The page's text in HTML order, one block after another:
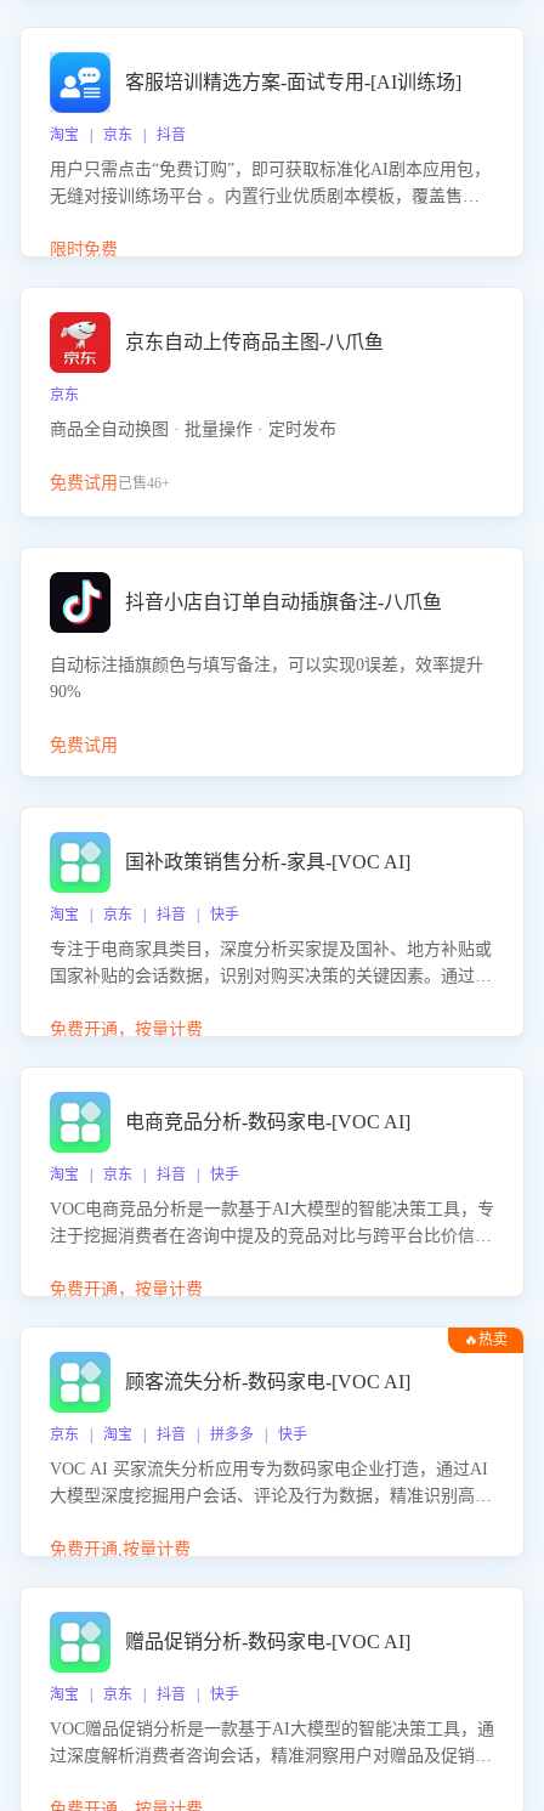
客服培训精选方案-面试专用-[AI训练场]
淘宝 | 京东 | 抖音
用户只需点击“免费订购”，即可获取标准化AI剧本应用包，
无缝对接训练场平台 。内置行业优质剧本模板，覆盖售前
初始化时间，助力企业快速启动智能客服训练
限时免费
京东自动上传商品主图-八爪鱼
京东
商品全自动换图 · 批量操作 · 定时发布
免费试用 已售46+
抖音小店自订单自动插旗备注-八爪鱼
自动标注插旗颜色与填写备注，可以实现0误差，效率提升
90%
免费试用
国补政策销售分析-家具-[VOC AI]
淘宝 | 京东 | 抖音 | 快手
专注于电商家具类目，深度分析买家提及国补、地方补贴或
国家补贴的会话数据，识别对购买决策的关键因素。通过AI
化策略，助力商家利用国补政策提升GMV。
免费开通，按量计费
电商竞品分析-数码家电-[VOC AI]
淘宝 | 京东 | 抖音 | 快手
VOC电商竞品分析是一款基于AI大模型的智能决策工具，专
注于挖掘消费者在咨询中提及的竞品对比与跨平台比价信
商品信息，进行多维度交叉对比，并分析消费者的比价行
企业优化营销话术、突出产品与服务优势，有效提升咨询转
化率，避免陷入单纯价格竞争，实现精准扬长避短。
免费开通，按量计费
🔥热卖
顾客流失分析-数码家电-[VOC AI]
京东 | 淘宝 | 抖音 | 拼多多 | 快手
VOC AI 买家流失分析应用专为数码家电企业打造，通过AI
大模型深度挖掘用户会话、评论及行为数据，精准识别高流
应延迟、竞品价格冲击等。系统自动输出可落地的挽回策
免费开通,按量计费
赠品促销分析-数码家电-[VOC AI]
淘宝 | 京东 | 抖音 | 快手
VOC赠品促销分析是一款基于AI大模型的智能决策工具，通
过深度解析消费者咨询会话，精准洞察用户对赠品及促销政